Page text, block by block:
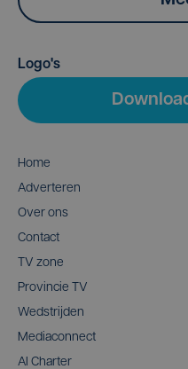
Logo's
Home
Adverteren
Over ons
Contact
TV zone
Provincie TV
Wedstrijden
Mediaconnect
AI Charter